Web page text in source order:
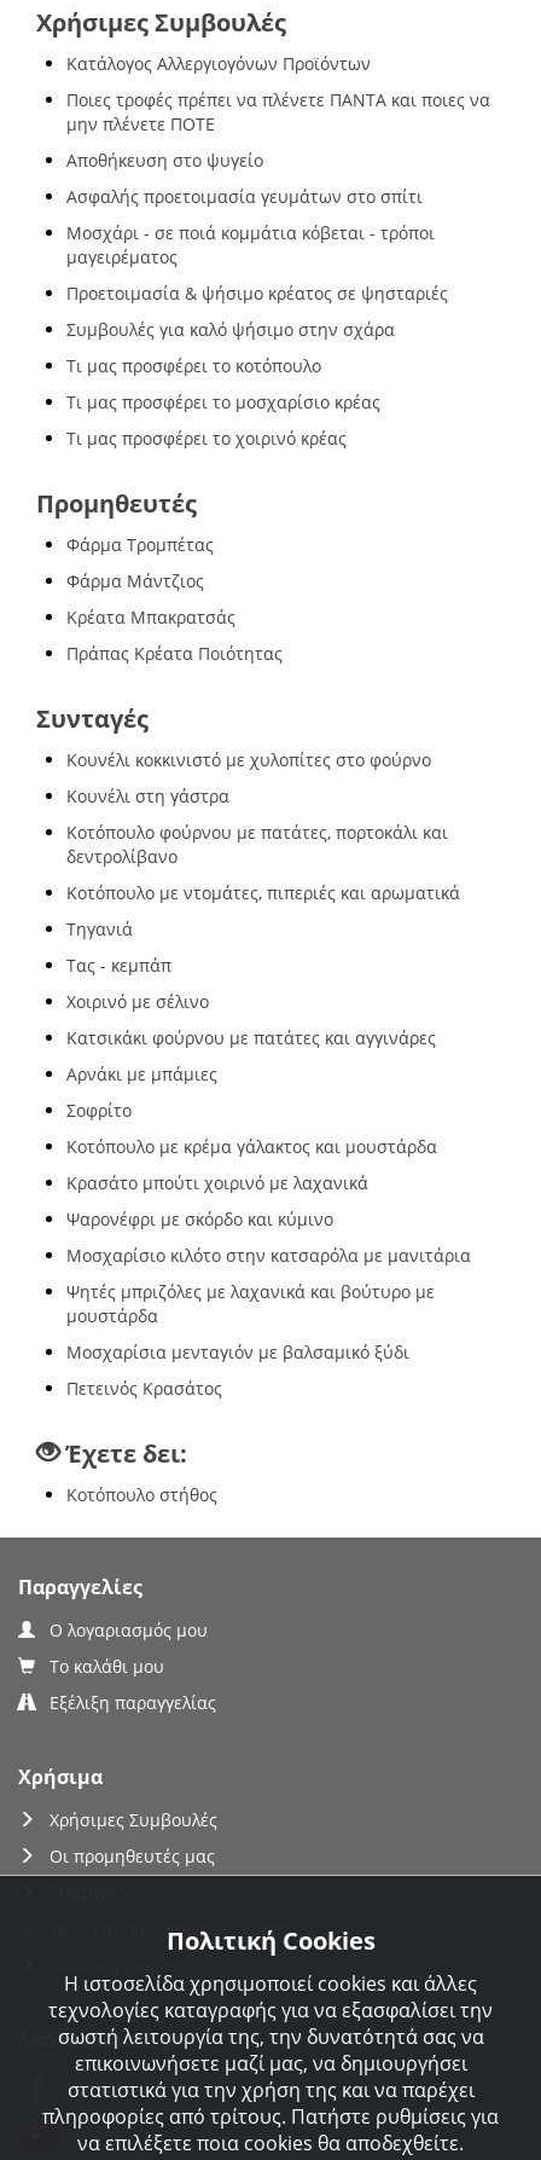
Χρήσιμες Συμβουλές
Κατάλογος Αλλεργιογόνων Προϊόντων
Ποιες τροφές πρέπει να πλένετε ΠΑΝΤΑ και ποιες να
μην πλένετε ΠΟΤΕ
Αποθήκευση στο ψυγείο
Ασφαλής προετοιμασία γευμάτων στο σπίτι
Μοσχάρι - σε ποιά κομμάτια κόβεται - τρόποι
μαγειρέματος
Προετοιμασία & ψήσιμο κρέατος σε ψησταριές
Συμβουλές για καλό ψήσιμο στην σχάρα
Τι μας προσφέρει το κοτόπουλο
Τι μας προσφέρει το μοσχαρίσιο κρέας
Τι μας προσφέρει το χοιρινό κρέας
Προμηθευτές
Φάρμα Τρομπέτας
Φάρμα Μάντζιος
Κρέατα Μπακρατσάς
Πράπας Κρέατα Ποιότητας
Συνταγές
Κουνέλι κοκκινιστό με χυλοπίτες στο φούρνο
Κουνέλι στη γάστρα
Κοτόπουλο φούρνου με πατάτες, πορτοκάλι και
δεντρολίβανο
Κοτόπουλο με ντομάτες, πιπεριές και αρωματικά
Τηγανιά
Τας - κεμπάπ
Χοιρινό με σέλινο
Κατσικάκι φούρνου με πατάτες και αγγινάρες
Αρνάκι με μπάμιες
Σοφρίτο
Κοτόπουλο με κρέμα γάλακτος και μουστάρδα
Κρασάτο μπούτι χοιρινό με λαχανικά
Ψαρονέφρι με σκόρδο και κύμινο
Μοσχαρίσιο κιλότο στην κατσαρόλα με μανιτάρια
Ψητές μπριζόλες με λαχανικά και βούτυρο με
μουστάρδα
Μοσχαρίσια μενταγιόν με βαλσαμικό ξύδι
Πετεινός Κρασάτος
Έχετε δει:
Κοτόπουλο στήθος
Παραγγελίες
Ο λογαριασμός μου
Το καλάθι μου
Εξέλιξη παραγγελίας
Χρήσιμα
Χρήσιμες Συμβουλές
Οι προμηθευτές μας
Όροι και προϋποθέσεις χρήσης
Ακολουθείστε μας
Agorakreatonroupas
Roupas
Πολιτική Cookies
Η ιστοσελίδα χρησιμοποιεί cookies και άλλες
τεχνολογίες καταγραφής για να εξασφαλίσει την
σωστή λειτουργία της, την δυνατότητά σας να
επικοινωνήσετε μαζί μας, να δημιουργήσει
στατιστικά για την χρήση της και να παρέχει
πληροφορίες από τρίτους. Πατήστε ρυθμίσεις για
να επιλέξετε ποια cookies θα αποδεχθείτε.